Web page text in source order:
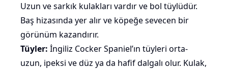
Uzun ve sarkık kulakları vardır ve bol tüylüdür.
Baş hizasında yer alır ve köpeğe sevecen bir
görünüm kazandırır.
Tüyler: İngiliz Cocker Spaniel’ın tüyleri orta-
uzun, ipeksi ve düz ya da hafif dalgalı olur. Kulak,